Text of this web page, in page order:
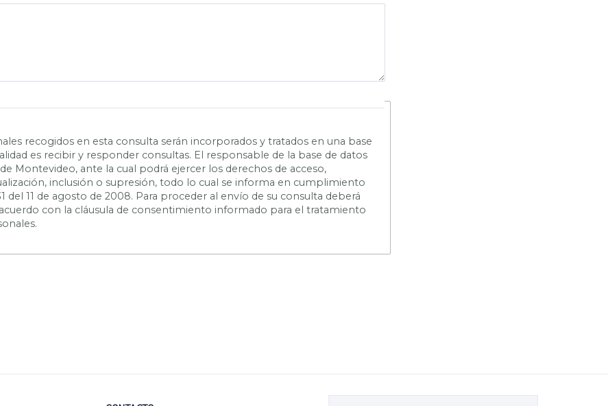
recogidos en esta consulta serán incorporados y tratados en una base
es recibir y responder consultas. El responsable de la base de datos
Montevideo, ante la cual podrá ejercer los derechos de acceso,
inclusión o supresión, todo lo cual se informa en cumplimiento
del 11 de agosto de 2008. Para proceder al envío de su consulta deberá
con la cláusula de consentimiento informado para el tratamiento